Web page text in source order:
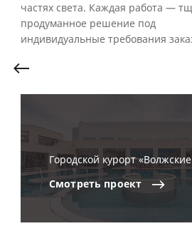
частях света. Каждая работа —
продуманное решение под
индивидуальные требования
Городской курорт
Смотреть проект